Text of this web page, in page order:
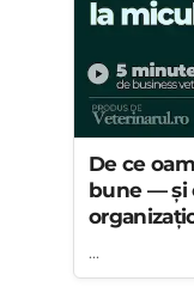
De ce
bune — și
...